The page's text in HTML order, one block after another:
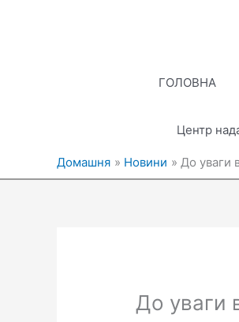
ГОЛОВНА
Центр
Домашня Новини До уваги
До уваги